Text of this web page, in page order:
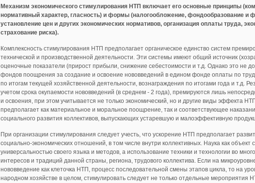
Механизм экономического стимулирования НТП включает его основные принципы
нормативный характер, гласность) и формы (налогообложение, фондообразование и
установление цен и других экономических нормативов, организация оплаты труда,
страхование риска).
Комплексность стимулирования НТП предполагает органическое единство систем
технической и производственной деятельности. Эти системы имеют общий источник
оценочные показатели (прирост прибыли, снижение себестоимости и т.д. Однако это не
фондов поощрения за создание и освоение нововведений в едином фонде оплаты по
по итогам текущей хозяйственной деятельности, вознаграждения по итогами года и т.д.
учетом срока окупаемости нововведений (в среднем - 2 года), премируются лишь
и освоения, при этом учитывается не только экономический, но и другие виды эффекта
предполагает как материальное и моральное поощрение, так и соответствующее
социального развития коллективов, выпускающих устаревшую и малоэффективную
При организации стимулирования следует учесть, что ускорение НТП предполагает
социально-экономических отношений, в том числе внутри коллективных. Наука как объект
универсальностью своего языка и методов, а использование техники и технологии во
интересов и традиций данной страны, региона, трудового коллектива. Если на
нововведение как клеточка НТП, процесс последовательной смены этапов цикла, то на
народном хозяйстве в целом, стимулировать следует не только отдельные мероприятия